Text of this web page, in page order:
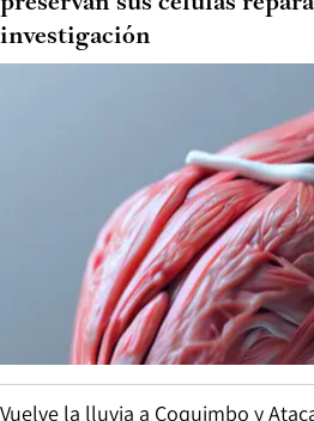
investigación
Vuelve la lluvia a Coquimbo y